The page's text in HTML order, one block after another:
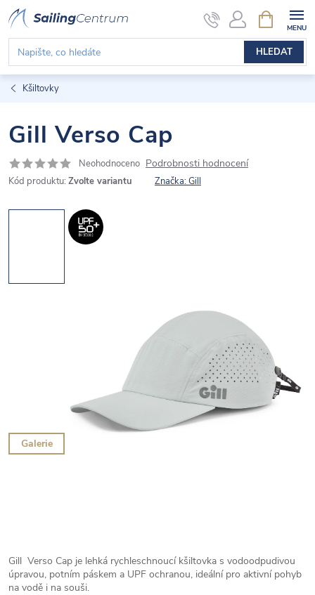
Přejít
na
obsah
HLEDAT
NÁKUPNÍ
KOŠÍK
Kšiltovky
Gill Verso Cap
Neohodnoceno Podrobnosti hodnocení
Kód produktu: Zvolte variantu Značka:Gill
Galerie
Gill Verso Cap je lehká rychleschnoucí kšiltovka s vodoodpudivou
úpravou, potním páskem a UPF ochranou, ideální pro aktivní pohyb
na vodě i na souši.